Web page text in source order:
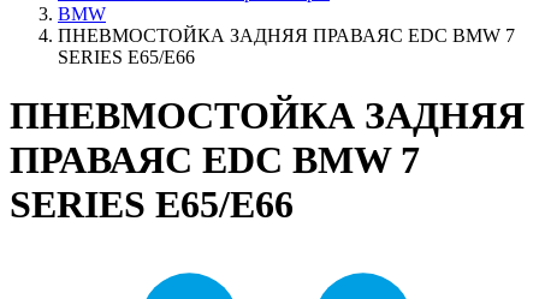
BMW
ПНЕВМОСТОЙКА ЗАДНЯЯ ПРАВАЯС EDC BMW 7
SERIES E65/E66
ПНЕВМОСТОЙКА ЗАДНЯЯ
ПРАВАЯС EDC BMW 7
SERIES E65/E66